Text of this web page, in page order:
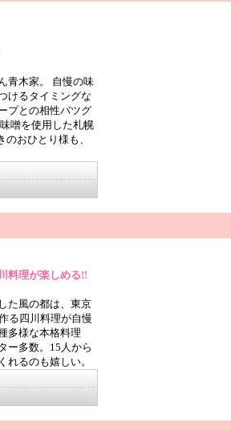
青木家。 自慢の味
けるタイミングな
プとの相性バツグ
噌を使用した札幌
おひとり様も、
料理が楽しめる!!
た風の都は、東京
る四川料理が自慢
多様な本格料理
ー多数。15人から
れるのも嬉しい。